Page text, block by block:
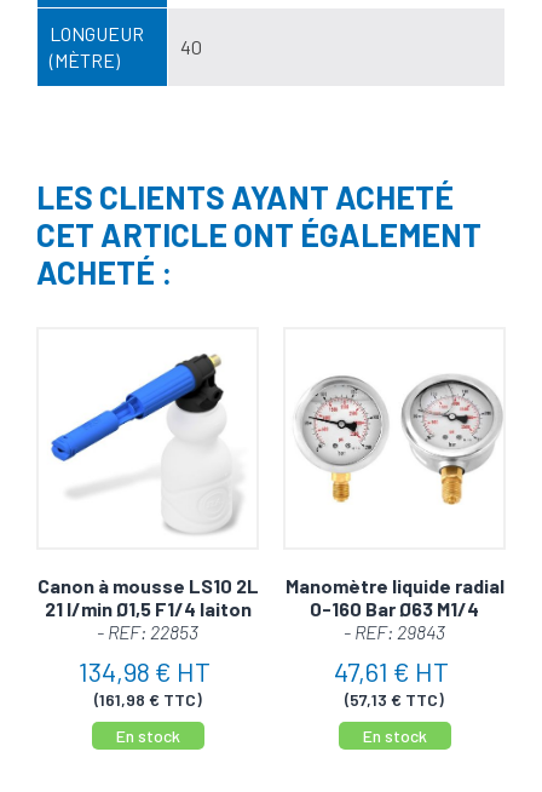
LONGUEUR
(MÈTRE)
40
LES CLIENTS AYANT ACHETÉ
CET ARTICLE ONT ÉGALEMENT
ACHETÉ :
Canon à mousse LS10 2L
21 l/min Ø1,5 F1/4 laiton
- REF: 22853
134,98 € HT
(161,98 € TTC)
En stock
Manomètre liquide radial
0-160 Bar Ø63 M1/4
- REF: 29843
47,61 € HT
(57,13 € TTC)
En stock